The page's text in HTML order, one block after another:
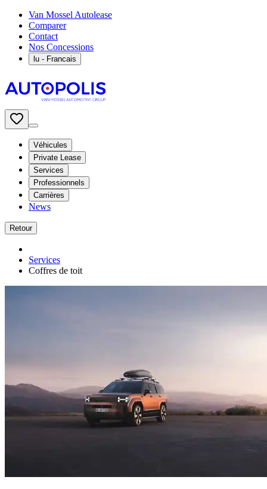
Van Mossel Autolease
Comparer
Contact
Nos Concessions
lu - Francais
Véhicules
Private Lease
Services
Professionnels
Carrières
News
Retour
Services
Coffres de toit